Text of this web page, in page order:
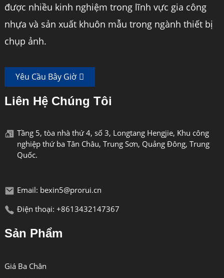
được nhiều kinh nghiệm trong lĩnh vực gia công
nhựa và sản xuất khuôn mẫu trong ngành thiết bị
chụp ảnh.
Yêu Cầu Bây Giờ
Liên Hệ Chúng Tôi
Tầng 5, tòa nhà thứ 4, số 3, Longtang Hengjie, Khu công
nghiệp thứ ba Tân Châu, Trung Sơn, Quảng Đông, Trung
Quốc.
Email: bexin5@prorui.cn
Điện thoại: +8613432147367
Sản Phẩm
Giá Ba Chân